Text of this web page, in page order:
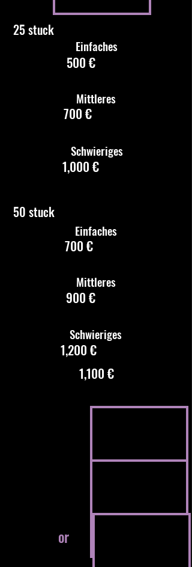
25 stuck
500 €
Einfaches
700 €
Mittleres
Schwieriges
1,000 €
Einfaches
50 stuck
700 €
900 €
Mittleres
Schwieriges
1,200 €
1,100 €
or